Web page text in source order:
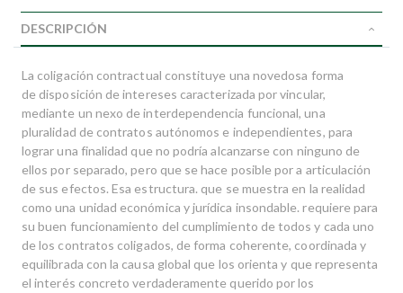
DESCRIPCIÓN
La coligación contractual constituye una novedosa forma
de disposición de intereses caracterizada por vincular,
mediante un nexo de interdependencia funcional, una
pluralidad de contratos autónomos e independientes, para
lograr una finalidad que no podría alcanzarse con ninguno de
ellos por separado, pero que se hace posible por a articulación
de sus efectos. Esa estructura. que se muestra en la realidad
como una unidad económica y jurídica insondable. requiere para
su buen funcionamiento del cumplimiento de todos y cada uno
de los contratos coligados, de forma coherente, coordinada y
equilibrada con la causa global que los orienta y que representa
el interés concreto verdaderamente querido por los